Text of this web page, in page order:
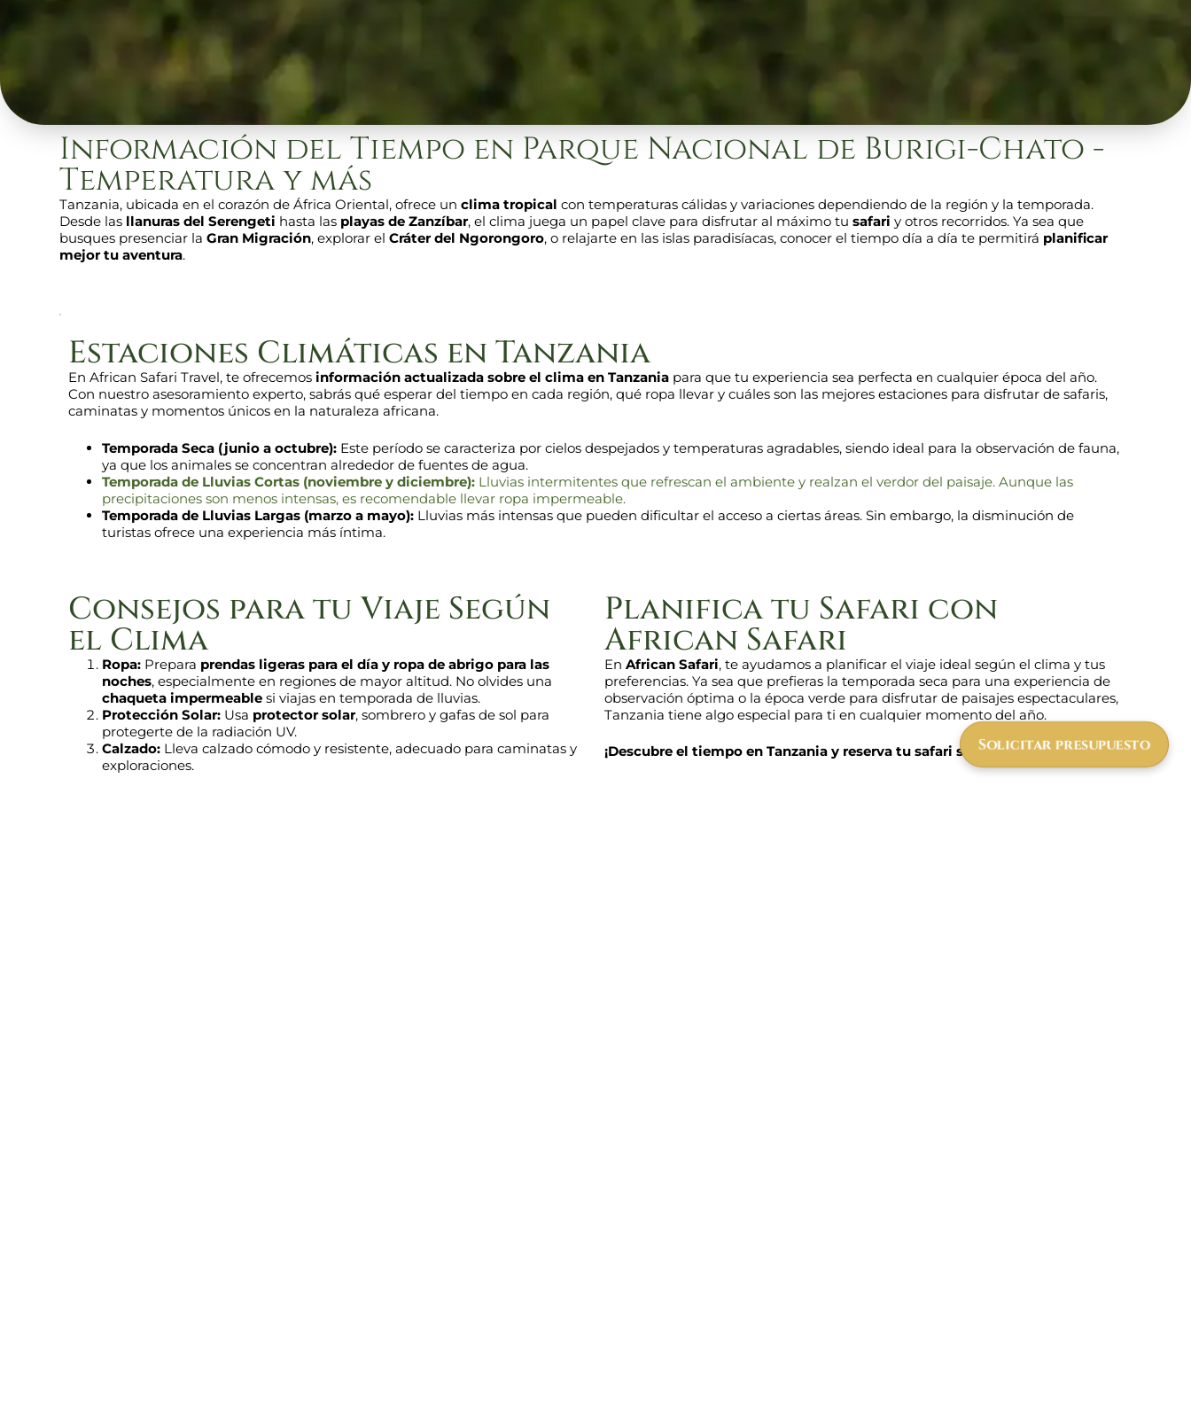
Información del Tiempo en Parque Nacional de Burigi-Chato -
Temperatura y más
Tanzania, ubicada en el corazón de África Oriental, ofrece unclima tropical con temperaturas cálidas y variaciones dependiendo de la región y la temporada.
Desde las llanuras del Serengeti hasta las playas de Zanzíbar, el clima juega un papel clave para disfrutar al máximo tusafari y otros recorridos. Ya sea que
busques presenciar laGran Migración, explorar elCráter del Ngorongoro, o relajarte en las islas paradisíacas, conocer el tiempo día a día te permitirá planificar
mejor tu aventura.
Estaciones Climáticas en Tanzania
En African Safari Travel, te ofrecemosinformación actualizada sobre el clima en Tanzania para que tu experiencia sea perfecta en cualquier época del año.
Con nuestro asesoramiento experto, sabrás qué esperar del tiempo en cada región, qué ropa llevar y cuáles son las mejores estaciones para disfrutar de safaris,
caminatas y momentos únicos en la naturaleza africana.
Temporada Seca (junio a octubre):Este período se caracteriza por cielos despejados y temperaturas agradables, siendo ideal para la observación de fauna,
ya que los animales se concentran alrededor de fuentes de agua.
Temporada de Lluvias Cortas (noviembre y diciembre):Lluvias intermitentes que refrescan el ambiente y realzan el verdor del paisaje. Aunque las
precipitaciones son menos intensas, es recomendable llevar ropa impermeable.
Temporada de Lluvias Largas (marzo a mayo):Lluvias más intensas que pueden dificultar el acceso a ciertas áreas. Sin embargo, la disminución de
turistas ofrece una experiencia más íntima.
Consejos para tu Viaje Según
el Clima
Ropa:Prepara prendas ligeras para el día y ropa de abrigo para las
noches, especialmente en regiones de mayor altitud. No olvides una
chaqueta impermeablesi viajas en temporada de lluvias.
Protección Solar:Usa protector solar, sombrero y gafas de sol para
protegerte de la radiación UV.
Calzado:Lleva calzado cómodo y resistente, adecuado para caminatas y
exploraciones.
Planifica tu Safari con
African Safari
En African Safari, te ayudamos a planificar el viaje ideal según el clima y tus
preferencias. Ya sea que prefieras la temporada seca para una experiencia de
observación óptima o la época verde para disfrutar de paisajes espectaculares,
Tanzania tiene algo especial para ti en cualquier momento del año.
¡Descubre el tiempo en Tanzania y reserva tu safari soñado con nosotros!
Solicitar presupuesto